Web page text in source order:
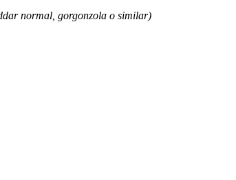
normal, gorgonzola o similar)